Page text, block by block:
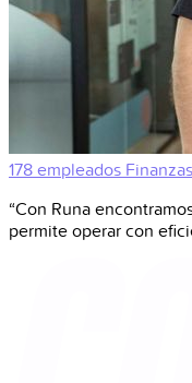
178 empleados Finanzas
“Con Runa
permite operar con